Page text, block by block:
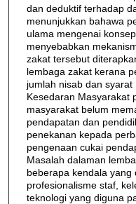
dan deduktif terhadap
menunjukkan bahawa
ulama mengenai
menyebabkan
zakat tersebut
lembaga zakat kerana
jumlah nisab dan
Kesedaran Masyarakat
masyarakat belum
pendapatan dan
penekanan kepada
pengenaan cukai
Masalah dalaman
beberapa kendala
profesionalisme staf,
teknologi yang diguna